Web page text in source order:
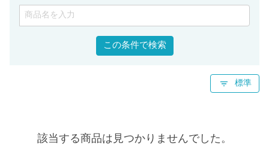
この条件で検索
標準
該当する商品は見つかりませんでした。